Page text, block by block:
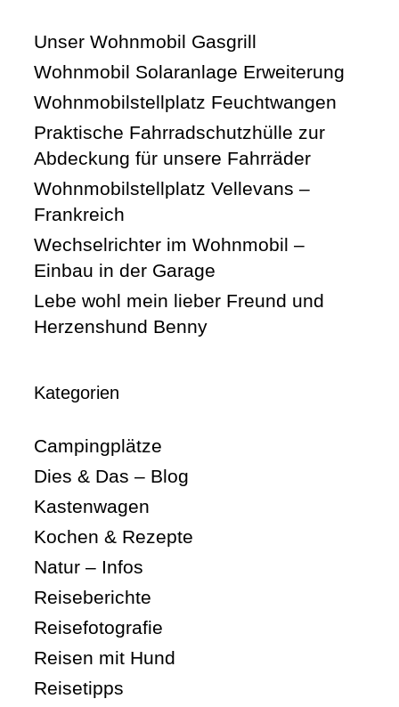
Unser Wohnmobil Gasgrill
Wohnmobil Solaranlage Erweiterung
Wohnmobilstellplatz Feuchtwangen
Praktische Fahrradschutzhülle zur
Abdeckung für unsere Fahrräder
Wohnmobilstellplatz Vellevans –
Frankreich
Wechselrichter im Wohnmobil –
Einbau in der Garage
Lebe wohl mein lieber Freund und
Herzenshund Benny
Kategorien
Campingplätze
Dies & Das – Blog
Kastenwagen
Kochen & Rezepte
Natur – Infos
Reiseberichte
Reisefotografie
Reisen mit Hund
Reisetipps